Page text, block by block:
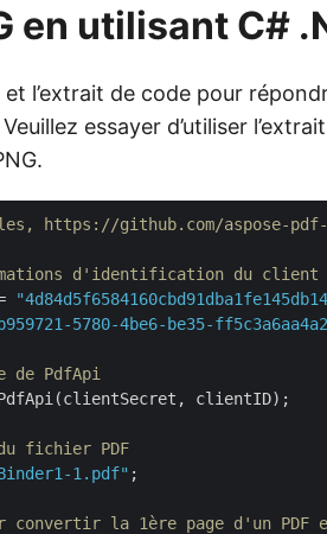
en utilisant C#
l’extrait de code pour
essayer d’utiliser
https://github.com/aspose-pdf-
d'identification du client
5780-4be6-be35-
de PdfApi
clientID);
fichier PDF
1.pdf" ;
la 1ère page d'un PDF en